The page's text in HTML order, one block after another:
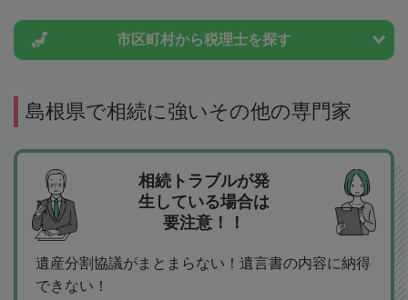
市区町村から税理士を探す
島根県で相続に強いその他の専門家
相続トラブルが発
生している場合は
要注意！！
遺産分割協議がまとまらない！遺言書の内容に納得
できない！